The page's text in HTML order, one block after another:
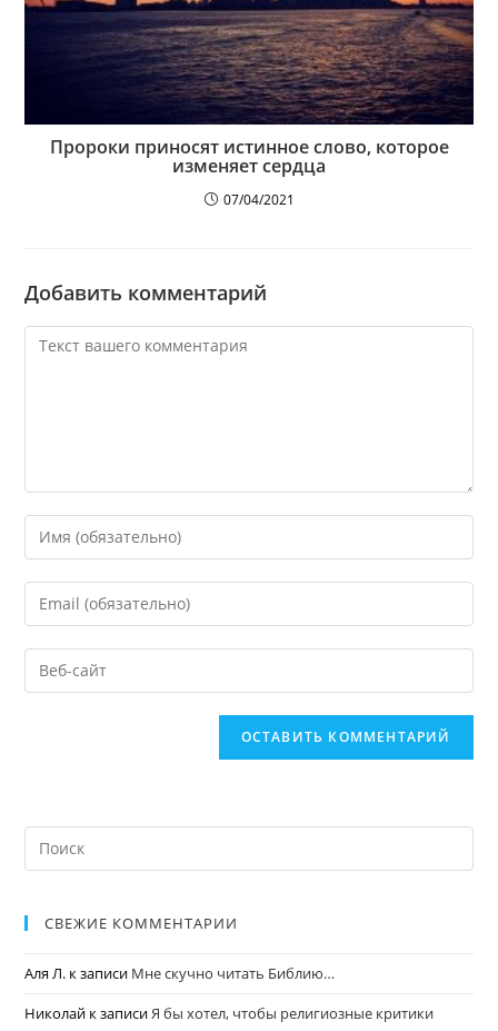
Пророки приносят истинное слово, которое
изменяет сердца
07/04/2021
Добавить комментарий
СВЕЖИЕ КОММЕНТАРИИ
Аля Л. к записи Мне скучно читать Библию…
Николай к записиЯ бы хотел, чтобы религиозные критики